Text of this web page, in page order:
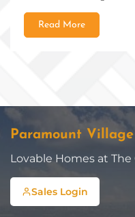
Read More
Paramount
Lovable Homes at
Sales Login